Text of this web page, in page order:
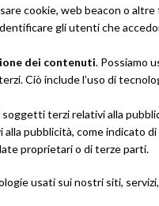
cookie, web beacon o
gli utenti che
dei contenuti. Possiamo
Ciò include l’uso di
soggetti terzi relativi alla
pubblicità, come indicato
proprietari o di terze parti.
usati sui nostri siti,